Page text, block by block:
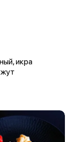
икра